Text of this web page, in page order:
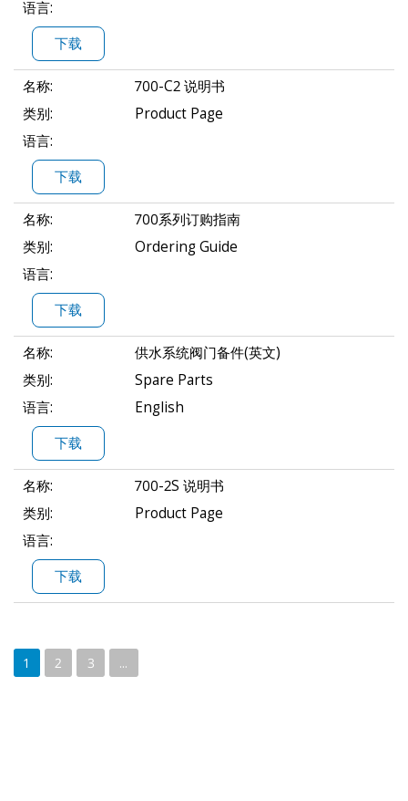
语言:
下载
名称:
700-C2 说明书
类别:
Product Page
语言:
下载
名称:
700系列订购指南
类别:
Ordering Guide
语言:
下载
名称:
供水系统阀门备件(英文)
类别:
Spare Parts
语言:
English
下载
名称:
700-2S 说明书
类别:
Product Page
语言:
下载
1 2 3 ...